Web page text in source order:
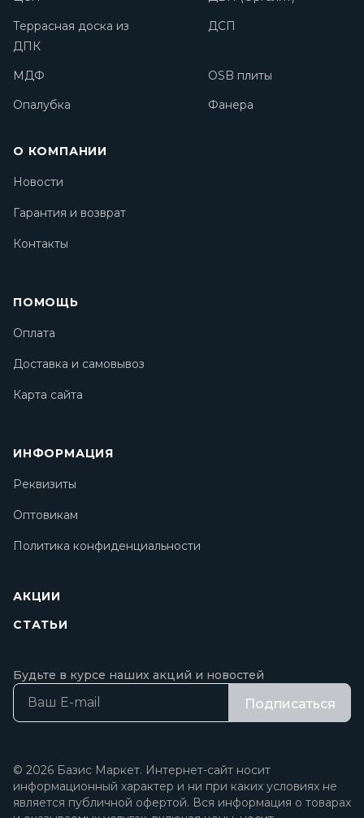
Террасная доска из
ДПК
ДСП
МДФ
OSB плиты
Опалубка
Фанера
О КОМПАНИИ
Новости
Гарантия и возврат
Контакты
ПОМОЩЬ
Оплата
Доставка и самовывоз
Карта сайта
ИНФОРМАЦИЯ
Реквизиты
Оптовикам
Политика конфиденциальности
АКЦИИ
СТАТЬИ
Будьте в курсе наших акций и новостей
Подписаться
© 2026 Базис Маркет. Интернет-сайт носит
информационный характер и ни при каких условиях не
является публичной офертой. Вся информация о товарах